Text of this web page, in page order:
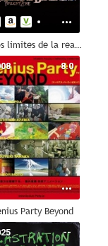
En los límites de la realidad
8.0
Party Beyond
--